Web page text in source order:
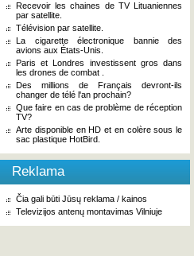
Recevoir les chaines de TV Lituaniennes
par satellite.
Télévision par satellite.
La cigarette électronique bannie des
avions aux États-Unis.
Paris et Londres investissent gros dans
les drones de combat .
Des millions de Français devront-ils
changer de télé l'an prochain?
Que faire en cas de problème de réception
TV?
Arte disponible en HD et en colère sous le
sac plastique HotBird.
Reklama
Čia gali būti Jūsų reklama / kainos
Televizijos antenų montavimas Vilniuje